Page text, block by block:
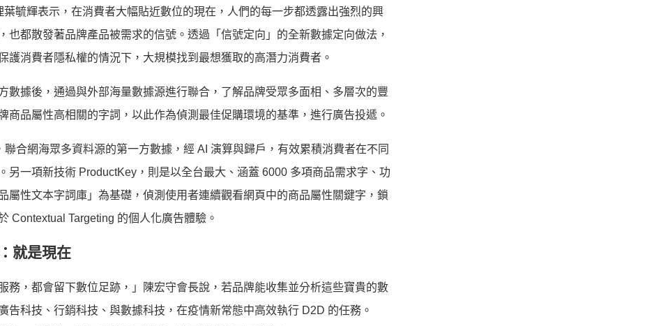
毓輝表示，在消費者大幅貼近數位的現在， 人們的每一步都透露出強烈的興
也都散發著品牌產品被需求的信號。透過「信號定向」 的全新數據定向做法，
護消費者隱私權的情況下， 大規模找到最想獲取的高潛力消費者。
數據後， 通過與外部海量數據源進行聯合，了解品牌受眾多面相、 多層次的豐
商品屬性高相關的字詞， 以此作為偵測最佳促購環境的基準，進行廣告投遞。
合網海眾多資料源的第一方數據，經 AI 演算與歸戶，有效累積消費者在不同
另一項新技術 ProductKey，則是以全台最大、涵蓋 6000 多項商品需求字、功
屬性文本字詞庫」為基礎， 偵測使用者連續觀看網頁中的商品屬性關鍵字， 鎖
Contextual Targeting 的個人化廣告體驗。
就是現在
務， 都會留下數位足跡，」陳宏守會長說， 若品牌能收集並分析這些寶貴的數
告科技、行銷科技、與數據科技， 在疫情新常態中高效執行 D2D 的任務。